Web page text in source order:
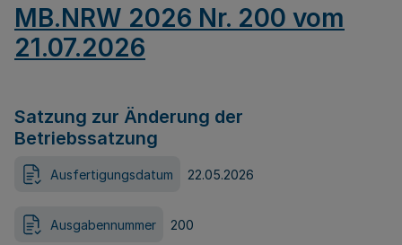
MB.NRW 2026 Nr. 200 vom
21.07.2026
Satzung zur Änderung der
Betriebssatzung
Ausfertigungsdatum 22.05.2026
Ausgabennummer 200